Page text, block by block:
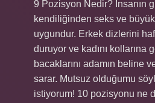
9 Pozisyon Nedir? İnsanın
kendiliğinden seks ve
uygundur. Erkek dizlerini
duruyor ve kadını kollarına
bacaklarını adamın beline
sarar. Mutsuz olduğumu
istiyorum! 10 pozisyonu ne